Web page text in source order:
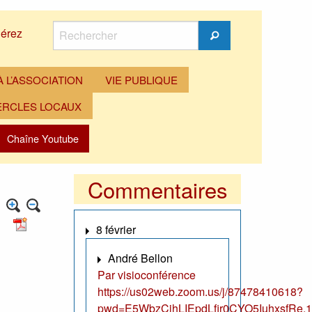
Rechercher
Rechercher
VIE PUBLIQUE
LOCAUX
Chaîne Youtube
Commentaires
8 février
André Bellon
Par visioconférence
https://us02web.zoom.us/j/87478410618?